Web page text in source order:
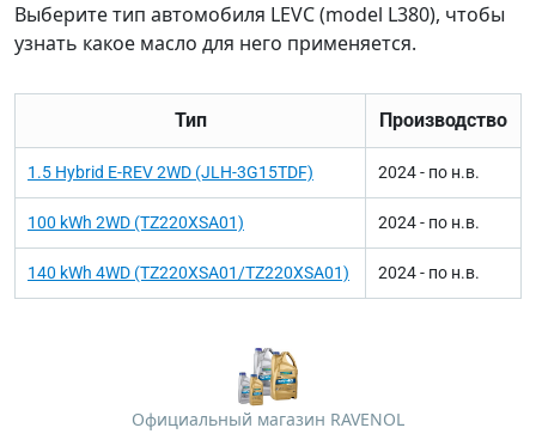
Выберите тип автомобиля LEVC (model L380), чтобы
узнать какое масло для него применяется.
Тип Производство
1.5 Hybrid E-REV 2WD (JLH-3G15TDF) 2024 - по н.в.
100 kWh 2WD (TZ220XSA01) 2024 - по н.в.
140 kWh 4WD (TZ220XSA01/TZ220XSA01) 2024 - по н.в.
Официальный магазин RAVENOL